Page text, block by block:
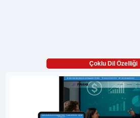
Çoklu Dil Özelliği